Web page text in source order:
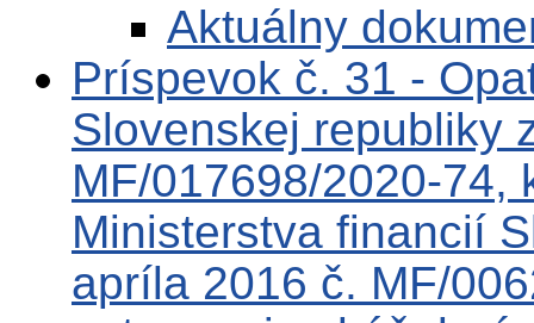
Aktuálny
Príspevok č. 31 -
Slovenskej republiky
MF/017698/2020-74,
Ministerstva financií
apríla 2016 č. MF/